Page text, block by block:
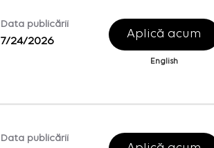
Data publicării
7/24/2026
Aplică acum
English
Data publicării